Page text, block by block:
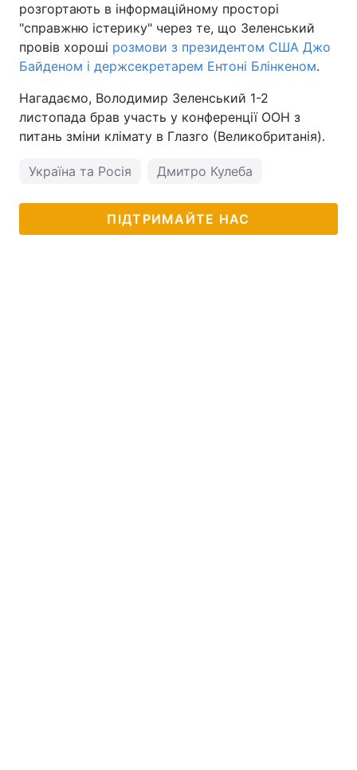
розгортають в інформаційному просторі
"справжню істерику" через те, що Зеленський
провів хороші розмови з президентом США Джо
Байденом і держсекретарем Ентоні Блінкеном.
Нагадаємо, Володимир Зеленський 1-2
листопада брав участь у конференції ООН з
питань зміни клімату в Глазго (Великобританія).
Україна та Росія Дмитро Кулеба
ПІДТРИМАЙТЕ НАС